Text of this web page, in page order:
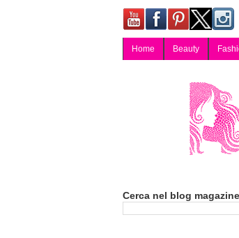
Home Beauty
Cerca nel blog magazine